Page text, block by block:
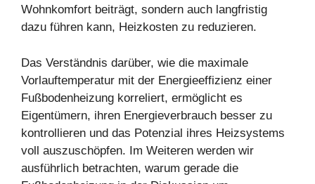
Wohnkomfort beiträgt, sondern auch langfristig
dazu führen kann, Heizkosten zu reduzieren.
Das Verständnis darüber, wie die maximale
Vorlauftemperatur mit der Energieeffizienz einer
Fußbodenheizung korreliert, ermöglicht es
Eigentümern, ihren Energieverbrauch besser zu
kontrollieren und das Potenzial ihres Heizsystems
voll auszuschöpfen. Im Weiteren werden wir
ausführlich betrachten, warum gerade die